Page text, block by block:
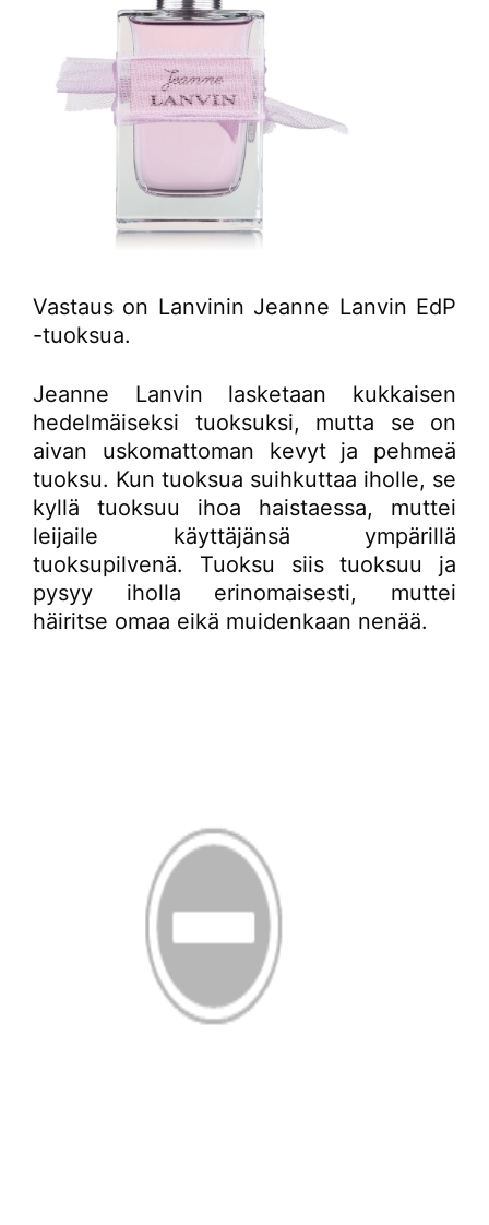
Vastaus on Lanvinin Jeanne Lanvin EdP
-tuoksua.
Jeanne Lanvin lasketaan kukkaisen
hedelmäiseksi tuoksuksi, mutta se on
aivan uskomattoman kevyt ja pehmeä
tuoksu. Kun tuoksua suihkuttaa iholle, se
kyllä tuoksuu ihoa haistaessa, muttei
leijaile käyttäjänsä ympärillä
tuoksupilvenä. Tuoksu siis tuoksuu ja
pysyy iholla erinomaisesti, muttei
häiritse omaa eikä muidenkaan nenää.